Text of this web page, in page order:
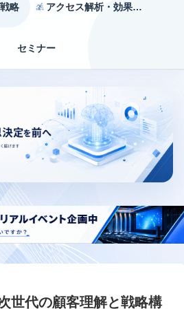
略 アクセス解析・効果測定
セミナー
世代の顧客理解と戦略構